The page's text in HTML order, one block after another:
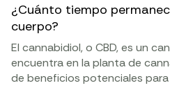
¿Cuánto tiempo
cuerpo?
El cannabidiol, o CBD, es un
encuentra en la planta de
de beneficios potenciales para